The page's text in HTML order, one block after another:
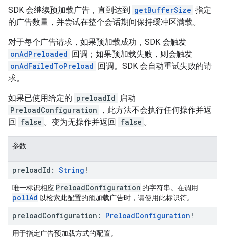
SDK 会继续预加载广告，直到达到 getBufferSize 指定
的广告数量，并尝试在整个会话期间保持缓冲区满载。
对于每个广告请求，如果预加载成功，SDK 会触发
onAdPreloaded 回调；如果预加载失败，则会触发
onAdFailedToPreload 回调。SDK 会自动重试失败的请
求。
如果已使用给定的 preloadId 启动
PreloadConfiguration
，此方法不会执行任何操作并返
回 false 。变为无操作并返回 false 。
参数
preloadId: String !
唯一标识相应 PreloadConfiguration 的字符串。在调用
pollAd 以检索此配置的预加载广告时，请使用此标识符。
preloadConfiguration: PreloadConfiguration !
用于指定广告预加载方式的配置。